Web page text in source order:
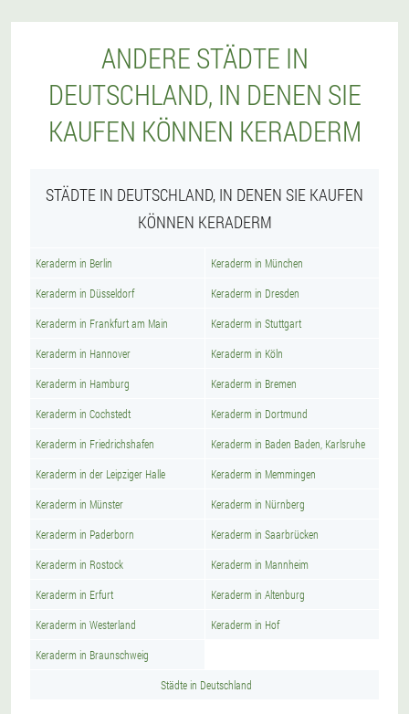
ANDERE STÄDTE IN
DEUTSCHLAND, IN DENEN SIE
KAUFEN KÖNNEN KERADERM
STÄDTE IN DEUTSCHLAND, IN DENEN SIE KAUFEN
KÖNNEN KERADERM
Keraderm in Berlin Keraderm in München
Keraderm in Düsseldorf Keraderm in Dresden
Keraderm in Frankfurt am Main Keraderm in Stuttgart
Keraderm in Hannover Keraderm in Köln
Keraderm in Hamburg Keraderm in Bremen
Keraderm in Cochstedt Keraderm in Dortmund
Keraderm in Friedrichshafen Keraderm in Baden Baden, Karlsruhe
Keraderm in der Leipziger Halle Keraderm in Memmingen
Keraderm in Münster Keraderm in Nürnberg
Keraderm in Paderborn Keraderm in Saarbrücken
Keraderm in Rostock Keraderm in Mannheim
Keraderm in Erfurt Keraderm in Altenburg
Keraderm in Westerland Keraderm in Hof
Keraderm in Braunschweig
Städte in Deutschland